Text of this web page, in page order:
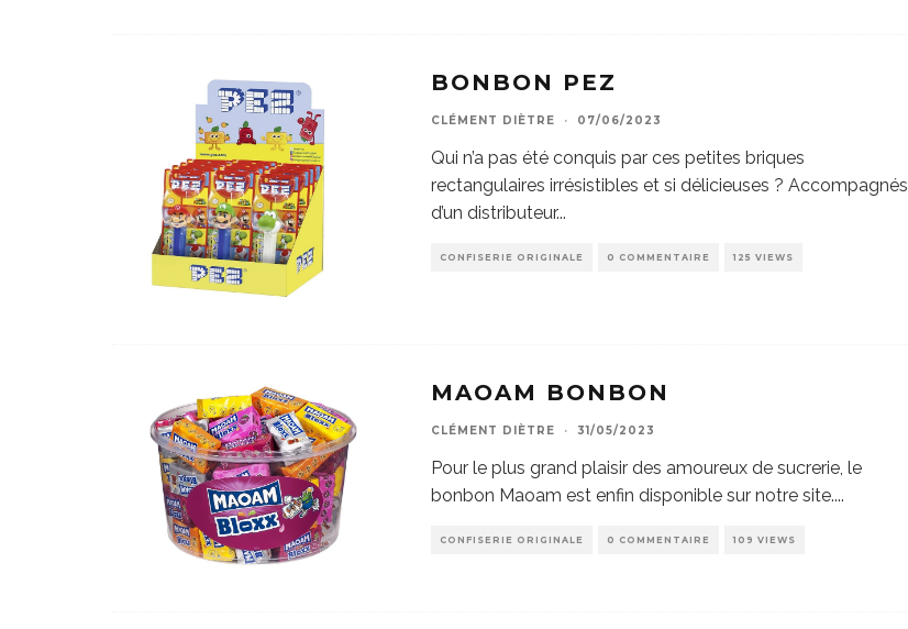
BONBON PEZ
CLÉMENT DIÈTRE · 07/06/2023
Qui n’a pas été conquis par ces petites briques
rectangulaires irrésistibles et si délicieuses ? Accompagnés
d’un distributeur...
CONFISERIE ORIGINALE 0 COMMENTAIRE 125 VIEWS
MAOAM BONBON
CLÉMENT DIÈTRE · 31/05/2023
Pour le plus grand plaisir des amoureux de sucrerie, le
bonbon Maoam est enfin disponible sur notre site....
CONFISERIE ORIGINALE 0 COMMENTAIRE 109 VIEWS